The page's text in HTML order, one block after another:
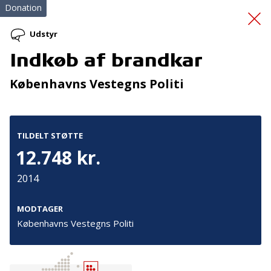
Fælles Fokus Giver
Donation
Udstyr
Indkøb af brandkar
Københavns Vestegns Politi
TILDELT STØTTE
12.748 kr.
2014
MODTAGER
Københavns Vestegns Politi
Tilmeld nyhedsbrev
De seneste nyheder om TrygFondens og TryghedsGruppens
aktiviteter direkte i din indbakke.